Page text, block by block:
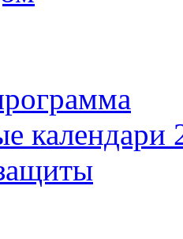
календари